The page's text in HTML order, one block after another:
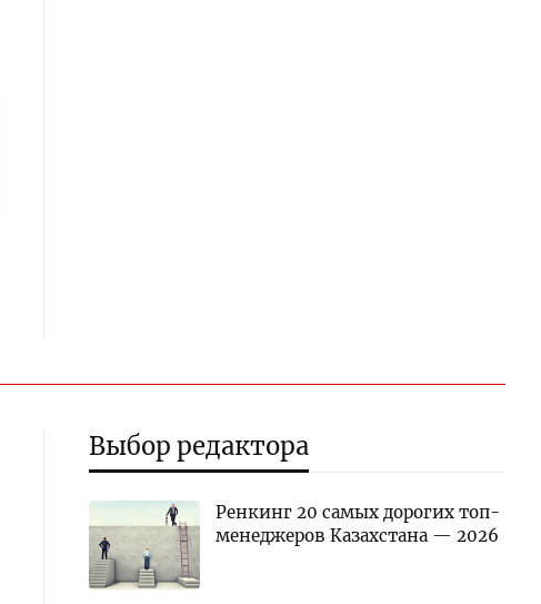
Выбор редактора
Ренкинг 20 самых дорогих топ-
менеджеров Казахстана — 2026